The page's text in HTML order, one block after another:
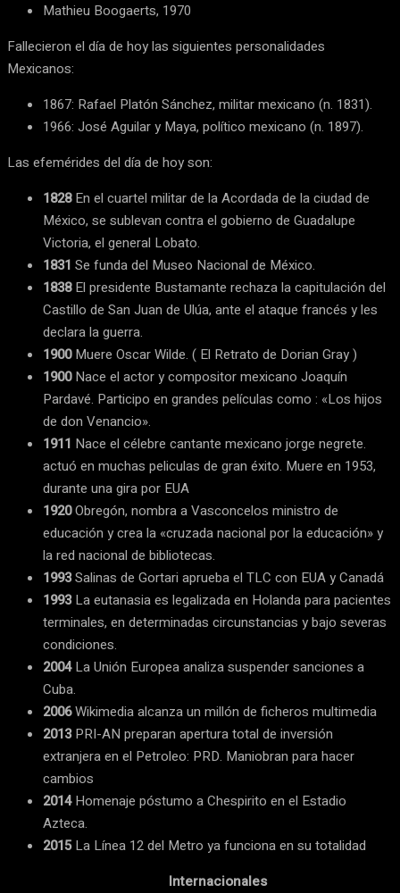
Mathieu Boogaerts, 1970
Fallecieron el día de hoy las siguientes personalidades
Mexicanos:
1867: Rafael Platón Sánchez, militar mexicano (n. 1831).
1966: José Aguilar y Maya, político mexicano (n. 1897).
Las efemérides del día de hoy son:
1828En el cuartel militar de la Acordada de la ciudad de
México, se sublevan contra el gobierno de Guadalupe
Victoria, el general Lobato.
1831 Se funda del Museo Nacional de México.
1838El presidente Bustamante rechaza la capitulación del
Castillo de San Juan de Ulúa, ante el ataque francés y les
declara la guerra.
1900Muere Oscar Wilde. ( El Retrato de Dorian Gray )
1900Nace el actor y compositor mexicano Joaquín
Pardavé. Participo en grandes películas como : «Los hijos
de don Venancio».
1911 Nace el célebre cantante mexicano jorge negrete.
actuó en muchas peliculas de gran éxito. Muere en 1953,
durante una gira por EUA
1920Obregón, nombra a Vasconcelos ministro de
educación y crea la «cruzada nacional por la educación» y
la red nacional de bibliotecas.
1993Salinas de Gortari aprueba el TLC con EUA y Canadá
1993La eutanasia es legalizada en Holanda para pacientes
terminales, en determinadas circunstancias y bajo severas
condiciones.
2004La Unión Europea analiza suspender sanciones a
Cuba.
2006Wikimedia alcanza un millón de ficheros multimedia
2013PRI-AN preparan apertura total de inversión
extranjera en el Petroleo: PRD. Maniobran para hacer
cambios
2014Homenaje póstumo a Chespirito en el Estadio
Azteca.
2015La Línea 12 del Metro ya funciona en su totalidad
Internacionales